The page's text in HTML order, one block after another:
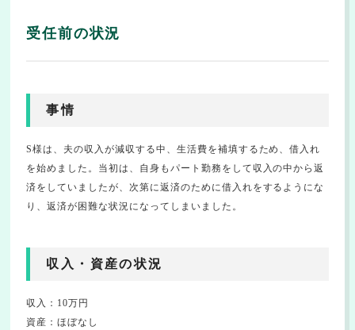
受任前の状況
事情
S様は、夫の収入が減収する中、生活費を補填するため、借入れ
を始めました。当初は、自身もパート勤務をして収入の中から返
済をしていましたが、次第に返済のために借入れをするようにな
り、返済が困難な状況になってしまいました。
収入・資産の状況
収入：10万円
資産：ほぼなし